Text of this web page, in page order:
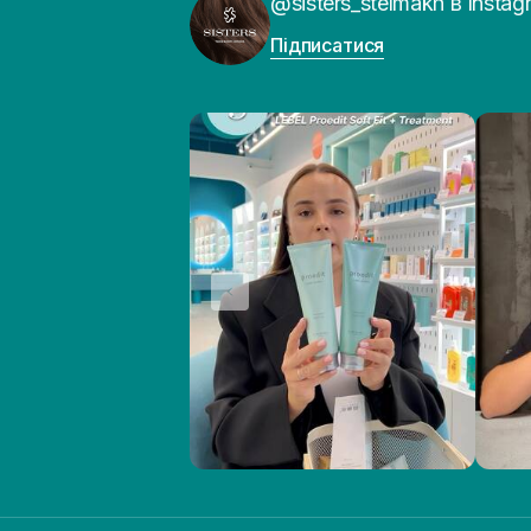
Підписатися